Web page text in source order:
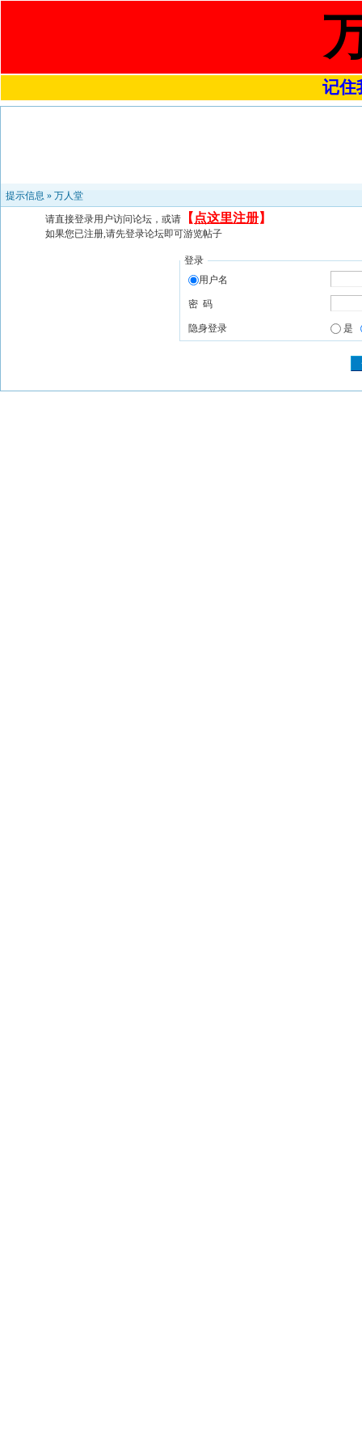
记住
提示信息 » 万人堂
请直接登录用户访问论坛，或请 【 点这里注册】
如果您已注册,请先登录论坛即可游览帖子
登录
用户名
密 码
隐身登录 是